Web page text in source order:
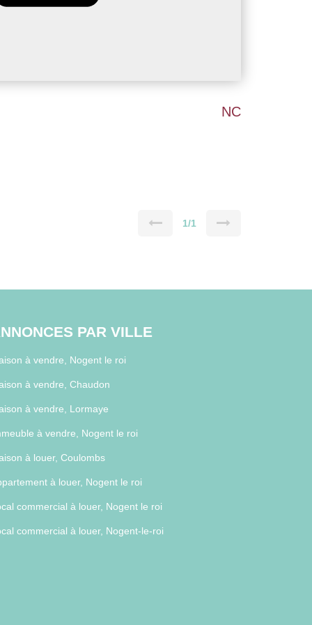
NC
1/1
PAR VILLE
à vendre, Nogent le roi
à vendre, Chaudon
à vendre, Lormaye
à vendre, Nogent le roi
à louer, Coulombs
à louer, Nogent le roi
commercial à louer, Nogent le roi
commercial à louer, Nogent-le-roi